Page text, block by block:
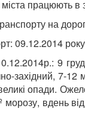
міста працюють
на
09.12.2014
9
західний, 7-
опади.
морозу, вдень